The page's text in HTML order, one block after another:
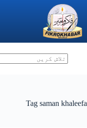
content
Tag saman khaleefa